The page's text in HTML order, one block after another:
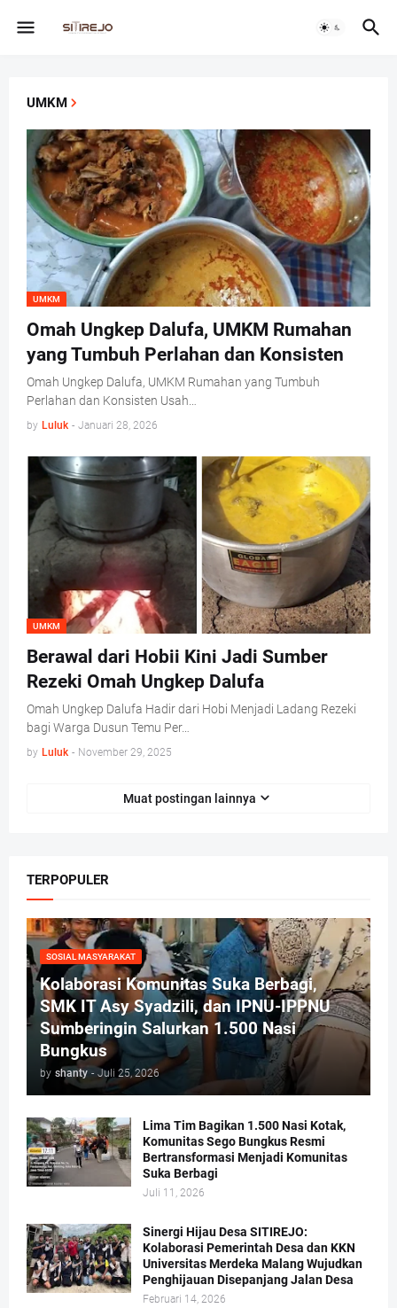
UMKM
UMKM
Omah Ungkep Dalufa, UMKM Rumahan
yang Tumbuh Perlahan dan Konsisten
Omah Ungkep Dalufa, UMKM Rumahan yang Tumbuh
Perlahan dan Konsisten Usah…
by Luluk - Januari 28, 2026
UMKM
Berawal dari Hobii Kini Jadi Sumber
Rezeki Omah Ungkep Dalufa
Omah Ungkep Dalufa Hadir dari Hobi Menjadi Ladang Rezeki
bagi Warga Dusun Temu Per…
by Luluk - November 29, 2025
Muat postingan lainnya
TERPOPULER
SOSIAL MASYARAKAT
Kolaborasi Komunitas Suka Berbagi,
SMK IT Asy Syadzili, dan IPNU-IPPNU
Sumberingin Salurkan 1.500 Nasi
Bungkus
by shanty - Juli 25, 2026
Lima Tim Bagikan 1.500 Nasi Kotak,
Komunitas Sego Bungkus Resmi
Bertransformasi Menjadi Komunitas
Suka Berbagi
Juli 11, 2026
Sinergi Hijau Desa SITIREJO:
Kolaborasi Pemerintah Desa dan KKN
Universitas Merdeka Malang Wujudkan
Penghijauan Disepanjang Jalan Desa
Februari 14, 2026